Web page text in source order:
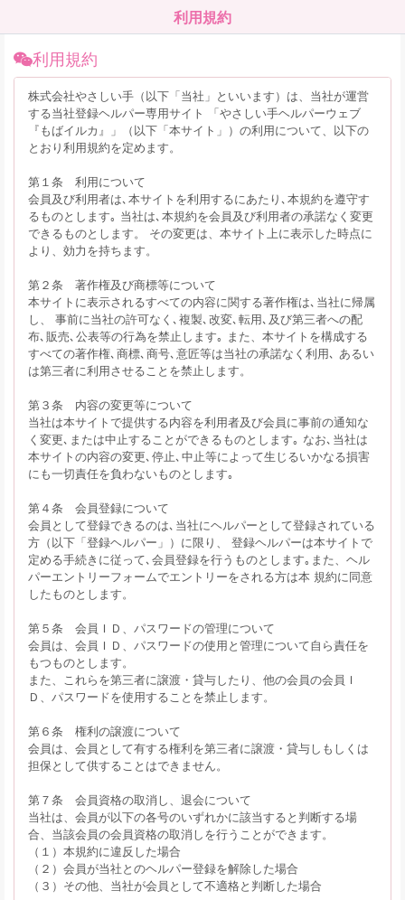
利用規約
利用規約
株式会社やさしい手（以下「当社」といいます）は、当社が運営
する当社登録ヘルパー専用サイト 「やさしい手ヘルパーウェブ
『もばイルカ』」（以下「本サイト」）の利用について、以下の
とおり利用規約を定めます。
第１条 利用について
会員及び利用者は､本サイトを利用するにあたり､本規約を遵守す
るものとします｡ 当社は､本規約を会員及び利用者の承諾なく変更
できるものとします。 その変更は、本サイト上に表示した時点に
より、効力を持ちます。
第２条 著作権及び商標等について
本サイトに表示されるすべての内容に関する著作権は､当社に帰属
し、 事前に当社の許可なく､複製､改変､転用､及び第三者への配
布､販売､公表等の行為を禁止します｡ また、本サイトを構成する
すべての著作権､商標､商号､意匠等は当社の承諾なく利用､ あるい
は第三者に利用させることを禁止します。
第３条 内容の変更等について
当社は本サイトで提供する内容を利用者及び会員に事前の通知な
く変更､または中止することができるものとします｡ なお､当社は
本サイトの内容の変更､停止､中止等によって生じるいかなる損害
にも一切責任を負わないものとします｡
第４条 会員登録について
会員として登録できるのは､当社にヘルパーとして登録されている
方（以下「登録ヘルパー」）に限り、 登録ヘルパーは本サイトで
定める手続きに従って､会員登録を行うものとします｡また、ヘル
パーエントリーフォームでエントリーをされる方は本 規約に同意
したものとします。
第５条 会員ＩＤ、パスワードの管理について
会員は、会員ＩＤ、パスワードの使用と管理について自ら責任を
もつものとします。
また、これらを第三者に譲渡・貸与したり、他の会員の会員Ｉ
Ｄ、パスワードを使用することを禁止します。
第６条 権利の譲渡について
会員は、会員として有する権利を第三者に譲渡・貸与しもしくは
担保として供することはできません。
第７条 会員資格の取消し、退会について
当社は、会員が以下の各号のいずれかに該当すると判断する場
合、当該会員の会員資格の取消しを行うことができます。
（１）本規約に違反した場合
（２）会員が当社とのヘルパー登録を解除した場合
（３）その他、当社が会員として不適格と判断した場合